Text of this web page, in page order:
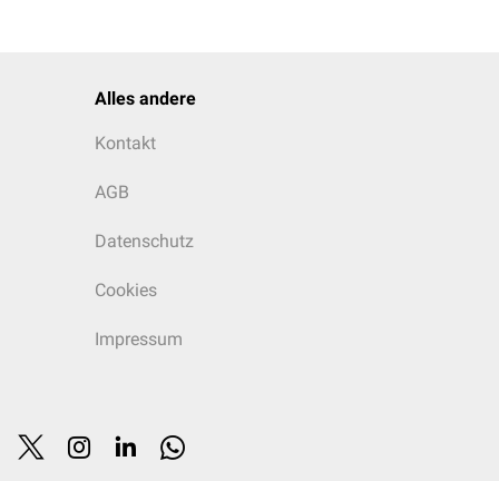
Alles andere
Kontakt
AGB
Datenschutz
Cookies
Impressum